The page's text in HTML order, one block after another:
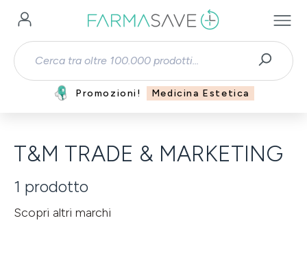
Passa al contenuto principale
Promozioni! Medicina Estetica
T&M TRADE & MARKETING
1 prodotto
Scopri altri marchi